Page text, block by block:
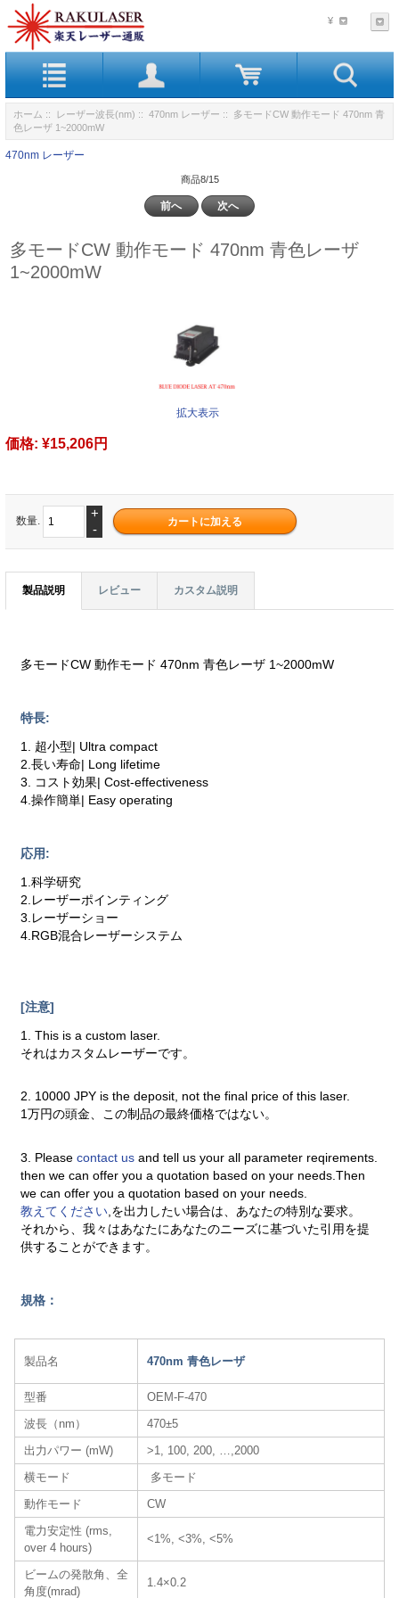
¥
ホーム :: レーザー波長(nm) :: 470nm レーザー :: 多モードCW 動作モード 470nm 青
色レーザ 1~2000mW
470nm レーザー
商品8/15
前へ 次へ
多モードCW 動作モード 470nm 青色レーザ
1~2000mW
拡大表示
価格: ¥15,206円
数量.
+
-
製品説明 レビュー カスタム説明
多モードCW 動作モード 470nm 青色レーザ 1~2000mW
特長:
1. 超小型| Ultra compact
2.長い寿命| Long lifetime
3. コスト効果| Cost-effectiveness
4.操作簡単| Easy operating
応用:
1.科学研究
2.レーザーポインティング
3.レーザーショー
4.RGB混合レーザーシステム
[注意]
1. This is a custom laser.
それはカスタムレーザーです。
2. 10000 JPY is the deposit, not the final price of this laser.
1万円の頭金、この制品の最終価格ではない。
3. Pleasecontact usand tell us your all parameter reqirements.
then we can offer you a quotation based on your needs.Then
we can offer you a quotation based on your needs.
教えてください ,を出力したい場合は、あなたの特別な要求。
それから、我々はあなたにあなたのニーズに基づいた引用を提
供することができます。
規格：
製品名 470nm 青色レーザ
型番
OEM-F-470
波長（nm）
470±5
出力パワー (mW)
>1, 100, 200, …,2000
横モード
多モード
動作モード
CW
電力安定性 (rms,
over 4 hours)
<1%, <3%, <5%
ビームの発散角、全
角度(mrad)
1.4×0.2